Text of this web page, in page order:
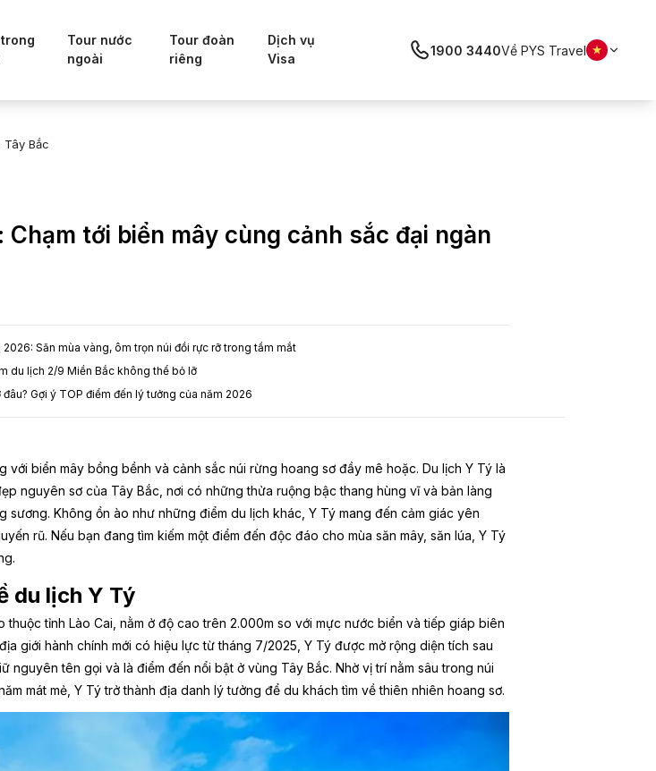
Tour nước
ngoài
Tour đoàn
riêng
Dịch vụ
Visa
1900 3440Về PYS Travel
Bắc
Chạm tới biển mây cùng cảnh sắc đại ngàn
Săn mùa vàng, ôm trọn núi đồi rực rỡ trong tầm mắt
du lịch 2/9 Miền Bắc không thể bỏ lỡ
Gợi ý TOP điểm đến lý tưởng của năm 2026
với biển mây bồng bềnh và cảnh sắc núi rừng hoang sơ đầy mê hoặc. Du lịch Y Tý là
nguyên sơ của Tây Bắc, nơi có những thửa ruộng bậc thang hùng vĩ và bản làng
sương. Không ồn ào như những điểm du lịch khác, Y Tý mang đến cảm giác yên
rũ. Nếu bạn đang tìm kiếm một điểm đến độc đáo cho mùa săn mây, săn lúa, Y Tý
du lịch Y Tý
thuộc tỉnh Lào Cai, nằm ở độ cao trên 2.000m so với mực nước biển và tiếp giáp biên
giới hành chính mới có hiệu lực từ tháng 7/2025, Y Tý được mở rộng diện tích sau
nguyên tên gọi và là điểm đến nổi bật ở vùng Tây Bắc. Nhờ vị trí nằm sâu trong núi
mát mẻ, Y Tý trở thành địa danh lý tưởng để du khách tìm về thiên nhiên hoang sơ.